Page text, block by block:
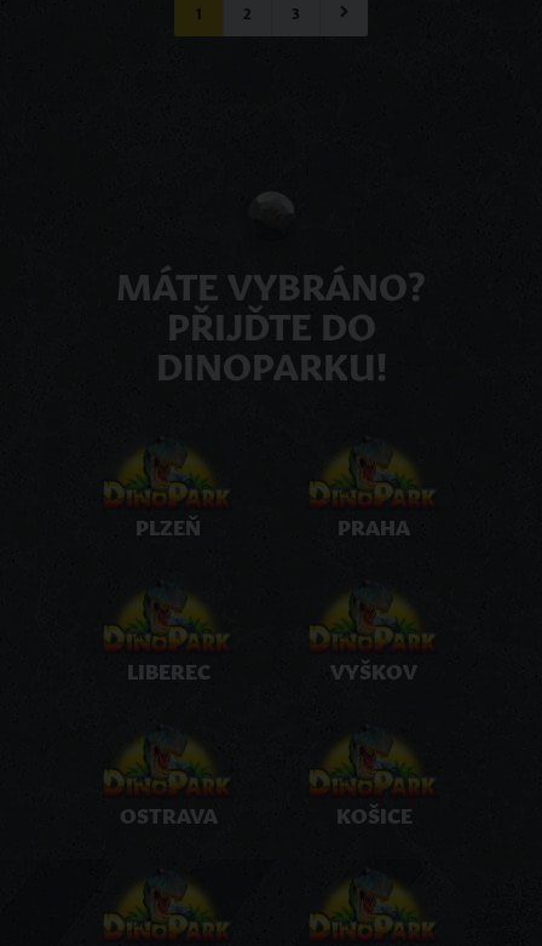
1 2 3
MÁTE VYBRÁNO?
PŘIJĎTE DO
DINOPARKU!
PLZEŇ PRAHA
LIBEREC VYŠKOV
OSTRAVA KOŠICE